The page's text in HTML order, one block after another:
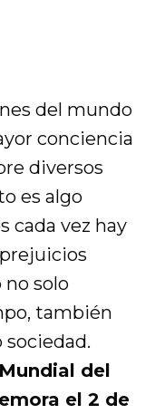
del mundo
conciencia
diversos
es algo
cada vez hay
no solo
también
del
el 2 de